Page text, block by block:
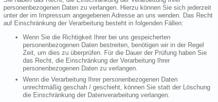
personenbezogenen Daten zu verlangen. Hierzu können Sie sich jederzeit
unter der im Impressum angegebenen Adresse an uns wenden. Das Recht
auf Einschränkung der Verarbeitung besteht in folgenden Fällen:
Wenn Sie die Richtigkeit Ihrer bei uns gespeicherten
personenbezogenen Daten bestreiten, benötigen wir in der Regel
Zeit, um dies zu überprüfen. Für die Dauer der Prüfung haben Sie
das Recht, die Einschränkung der Verarbeitung Ihrer
personenbezogenen Daten zu verlangen.
Wenn die Verarbeitung Ihrer personenbezogenen Daten
unrechtmäßig geschah / geschieht, können Sie statt der Löschung
die Einschränkung der Datenverarbeitung verlangen.